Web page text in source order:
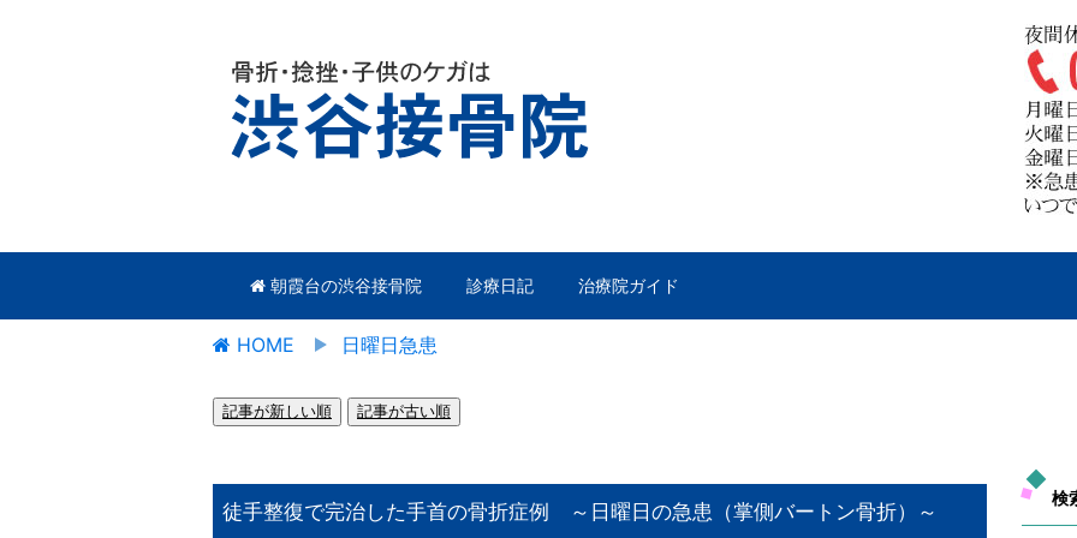
朝霞台の渋谷接骨院 診療日記 治療院ガイド
HOME 日曜日急患
記事が新しい順 記事が古い順
徒手整復で完治した手首の骨折症例 ～日曜日の急患（掌側バートン骨折）～
検